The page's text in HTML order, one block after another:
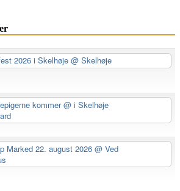
2026 i Skelhøje@ Skelhøje
kommer@ i Skelhøje
Marked 22. august 2026 @ Ved